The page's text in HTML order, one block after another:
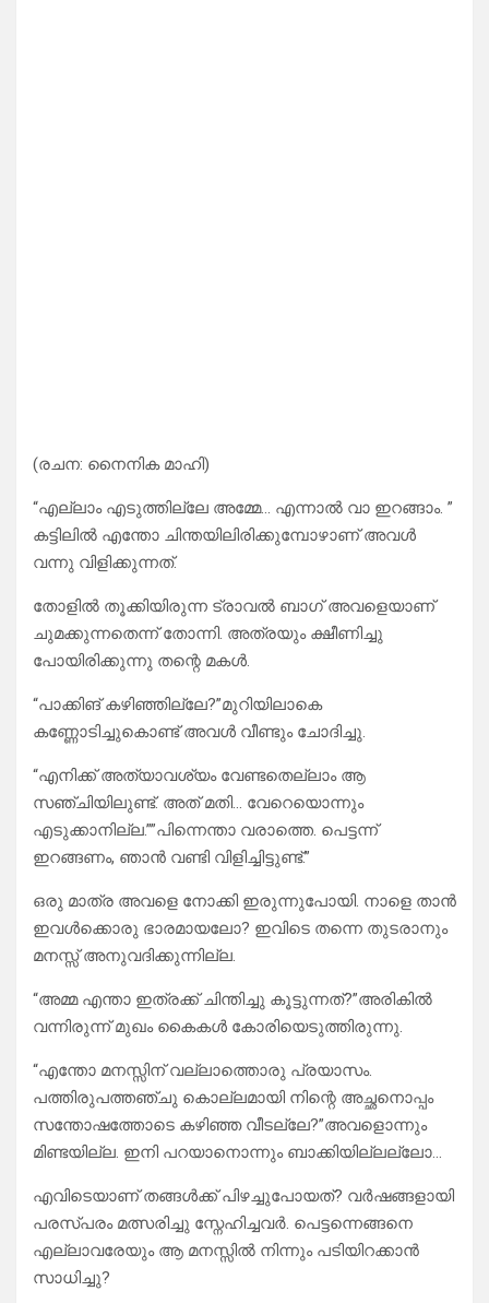
(രചന: നൈനിക മാഹി)
“എല്ലാം എടുത്തില്ലേ അമ്മേ… എന്നാൽ വാ ഇറങ്ങാം. ”
കട്ടിലിൽ എന്തോ ചിന്തയിലിരിക്കുമ്പോഴാണ് അവൾ
വന്നു വിളിക്കുന്നത്.
തോളിൽ തൂക്കിയിരുന്ന ട്രാവൽ ബാഗ് അവളെയാണ്
ചുമക്കുന്നതെന്ന് തോന്നി. അത്രയും ക്ഷീണിച്ചു
പോയിരിക്കുന്നു തന്റെ മകൾ.
“പാക്കിങ് കഴിഞ്ഞില്ലേ?”മുറിയിലാകെ
കണ്ണോടിച്ചുകൊണ്ട് അവൾ വീണ്ടും ചോദിച്ചു.
“എനിക്ക് അത്യാവശ്യം വേണ്ടതെല്ലാം ആ
സഞ്ചിയിലുണ്ട്. അത്‌ മതി… വേറെയൊന്നും
എടുക്കാനില്ല.””പിന്നെന്താ വരാത്തെ. പെട്ടന്ന്
ഇറങ്ങണം, ഞാൻ വണ്ടി വിളിച്ചിട്ടുണ്ട്.”
ഒരു മാത്ര അവളെ നോക്കി ഇരുന്നുപോയി. നാളെ താൻ
ഇവൾക്കൊരു ഭാരമായലോ? ഇവിടെ തന്നെ തുടരാനും
മനസ്സ് അനുവദിക്കുന്നില്ല.
“അമ്മ എന്താ ഇത്രക്ക് ചിന്തിച്ചു കൂട്ടുന്നത്?”അരികിൽ
വന്നിരുന്ന് മുഖം കൈകൾ കോരിയെടുത്തിരുന്നു.
“എന്തോ മനസ്സിന് വല്ലാത്തൊരു പ്രയാസം.
പത്തിരുപത്തഞ്ചു കൊല്ലമായി നിന്റെ അച്ഛനൊപ്പം
സന്തോഷത്തോടെ കഴിഞ്ഞ വീടല്ലേ?”അവളൊന്നും
മിണ്ടയില്ല. ഇനി പറയാനൊന്നും ബാക്കിയില്ലല്ലോ…
എവിടെയാണ് തങ്ങൾക്ക് പിഴച്ചുപോയത്? വർഷങ്ങളായി
പരസ്പരം മത്സരിച്ചു സ്നേഹിച്ചവർ. പെട്ടന്നെങ്ങനെ
എല്ലാവരേയും ആ മനസ്സിൽ നിന്നും പടിയിറക്കാൻ
സാധിച്ചു?